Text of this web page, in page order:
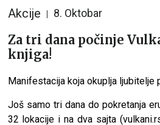
Akcije 8. Oktobar
Za tri dana počinje
knjiga!
Manifestacija koja okuplja ljubitelje
Još samo tri dana do pokretanja
32 lokacije i na dva sajta (